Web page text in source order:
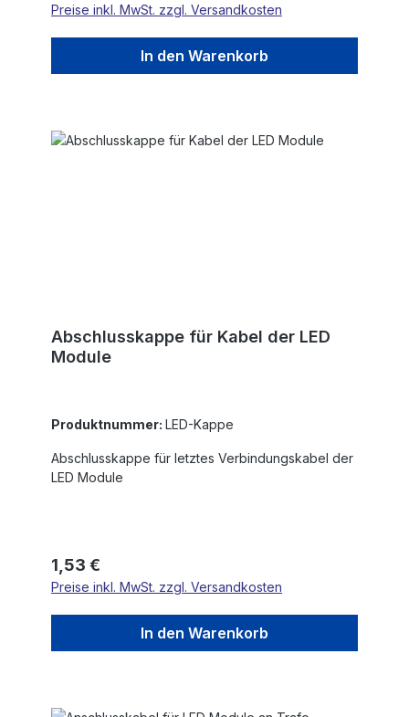
Preise inkl. MwSt. zzgl. Versandkosten
In den Warenkorb
Abschlusskappe für Kabel der LED
Module
Produktnummer: LED-Kappe
Abschlusskappe für letztes Verbindungskabel der
LED Module
Regulärer Preis:
1,53 €
Preise inkl. MwSt. zzgl. Versandkosten
In den Warenkorb